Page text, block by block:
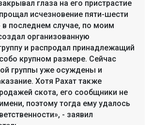
глаза на его пристрастие
исчезновение пяти-шести
последнем случае, по моим
организованную
и распродал принадлежащий
крупном размере. Сейчас
группы уже осуждены и
Хотя Рахат также
скота, его сообщники не
поэтому тогда ему удалось
- заявил